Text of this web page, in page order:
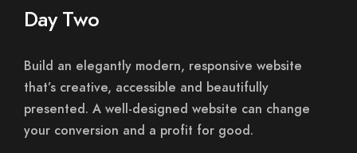
Day Two
Build an elegantly modern, responsive website
that’s creative, accessible and beautifully
presented. A well-designed website can change
your conversion and a profit for good.